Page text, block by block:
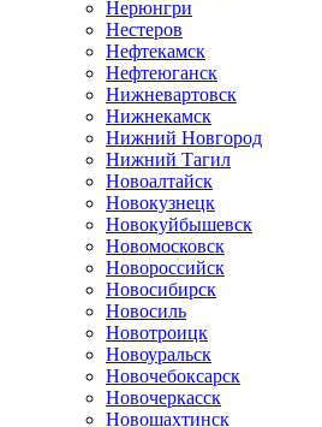
Нерюнгри
Нестеров
Нефтекамск
Нефтеюганск
Нижневартовск
Нижнекамск
Нижний Новгород
Нижний Тагил
Новоалтайск
Новокузнецк
Новокуйбышевск
Новомосковск
Новороссийск
Новосибирск
Новосиль
Новотроицк
Новоуральск
Новочебоксарск
Новочеркасск
Новошахтинск